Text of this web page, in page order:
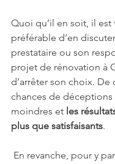
Quoi qu’il en soit, il est
préférable d’en
prestataire ou son
projet de rénovation à
d’arrêter son choix. De
chances de déceptions
moindres et les
plus que satisfaisants.